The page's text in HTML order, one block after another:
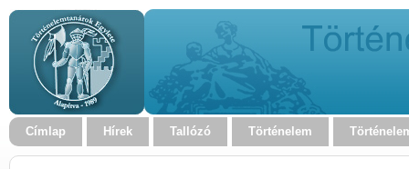
Címlap Hírek Tallózó Történelem